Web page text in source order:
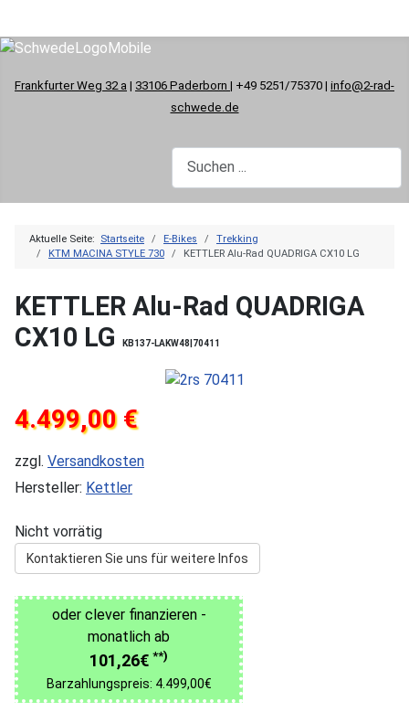
Frankfurter Weg 32 a | 33106 Paderborn | +49 5251/75370 | info@2-rad-
schwede.de
Aktuelle Seite: Startseite E-Bikes
Trekking
KTM MACINA STYLE 730
KETTLER Alu-Rad QUADRIGA CX10 LG
KETTLER Alu-Rad QUADRIGA
CX10 LG
KB137-LAKW48|70411
4.499,00 €
zzgl. Versandkosten
Hersteller: Kettler
Nicht vorrätig
Kontaktieren Sie uns für weitere Infos
oder clever finanzieren -
monatlich ab
101,26€ **)
Barzahlungspreis: 4.499,00€